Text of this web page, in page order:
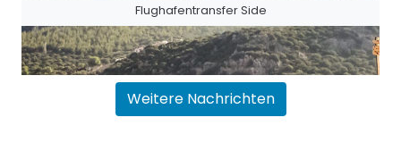
Flughafentransfer Side
Weitere Nachrichten